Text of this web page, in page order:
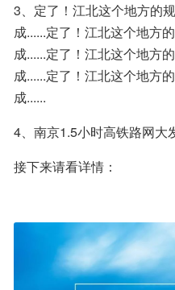
3、定了！江北这个地方的
成......定了！江北这个地方
成......定了！江北这个地方
成......定了！江北这个地方
成......
4、南京1.5小时高铁路网大
接下来请看详情：